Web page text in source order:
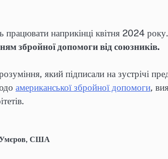
наприкінці квітня 2024
збройної допомоги від союзників.
який підписали на зустрічі
американської збройної допомоги,
, США